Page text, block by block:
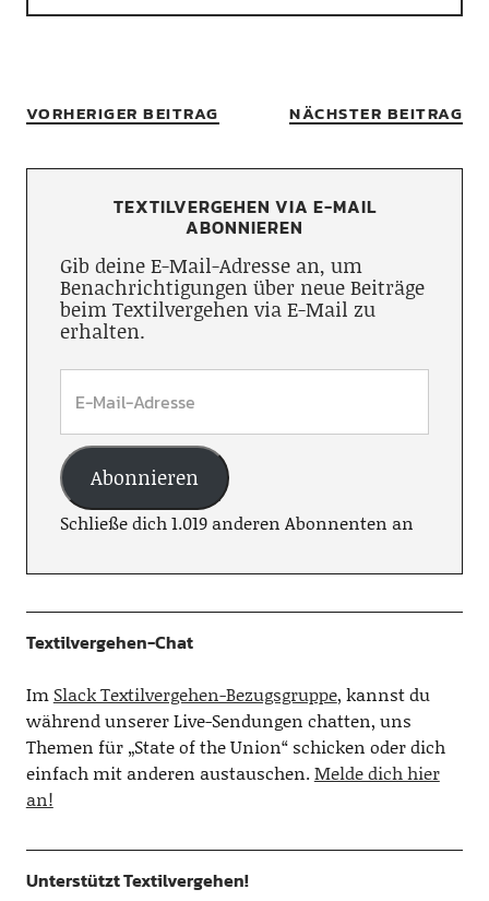
VORHERIGER BEITRAG NÄCHSTER BEITRAG
TEXTILVERGEHEN VIA E-MAIL
ABONNIEREN
Gib deine E-Mail-Adresse an, um
Benachrichtigungen über neue Beiträge
beim Textilvergehen via E-Mail zu
erhalten.
Abonnieren
Schließe dich 1.019 anderen Abonnenten an
Textilvergehen-Chat
Im Slack Textilvergehen-Bezugsgruppe, kannst du
während unserer Live-Sendungen chatten, uns
Themen für „State of the Union“ schicken oder dich
einfach mit anderen austauschen.Melde dich hier
an!
Unterstützt Textilvergehen!